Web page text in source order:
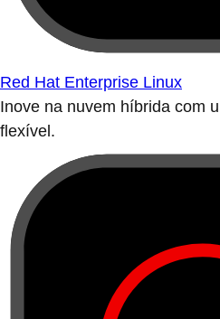
Red Hat Enterprise Linux
Inove na nuvem híbrida com
flexível.